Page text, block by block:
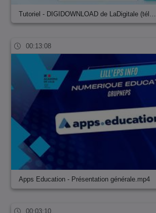
Tutoriel - DIGIDOWNLOAD de LaDigitale (tél…
00:13:08
Apps Education - Présentation générale.mp4
00:03:10